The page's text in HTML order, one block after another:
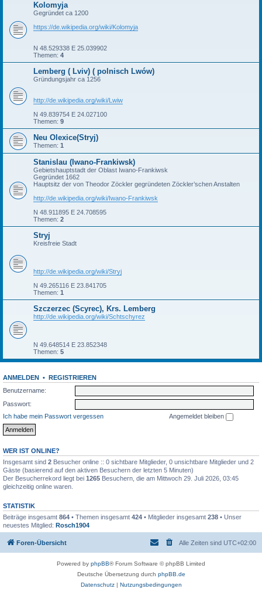
Kolomyja
Gegründet ca 1200
https://de.wikipedia.org/wiki/Kolomyja
N 48.529338 E 25.039902
Themen: 4
Lemberg ( Lviv) ( polnisch Lwów)
Gründungsjahr ca 1256
http://de.wikipedia.org/wiki/Lwiw
N 49.839754 E 24.027100
Themen: 9
Neu Olexice(Stryj)
Themen: 1
Stanislau (Iwano-Frankiwsk)
Gebietshauptstadt der Oblast Iwano-Frankiwsk
Gegründet 1662
Hauptsitz der von Theodor Zöckler gegründeten Zöckler’schen Anstalten
http://de.wikipedia.org/wiki/Iwano-Frankiwsk
N 48.911895 E 24.708595
Themen: 2
Stryj
Kreisfreie Stadt
http://de.wikipedia.org/wiki/Stryj
N 49.265116 E 23.841705
Themen: 1
Szczerzec (Scyrec), Krs. Lemberg
http://de.wikipedia.org/wiki/Schtschyrez
N 49.648514 E 23.852348
Themen: 5
ANMELDEN • REGISTRIEREN
Benutzername:
Passwort:
Ich habe mein Passwort vergessen
Angemeldet bleiben
WER IST ONLINE?
Insgesamt sind 2 Besucher online :: 0 sichtbare Mitglieder, 0 unsichtbare Mitglieder und 2
Gäste (basierend auf den aktiven Besuchern der letzten 5 Minuten)
Der Besucherrekord liegt bei 1265 Besuchern, die am Mittwoch 29. Juli 2026, 03:45
gleichzeitig online waren.
STATISTIK
Beiträge insgesamt 864 • Themen insgesamt 424 • Mitglieder insgesamt 238 • Unser
neuestes Mitglied: Rosch1904
Foren-Übersicht Alle Zeiten sind UTC+02:00
Powered by phpBB® Forum Software © phpBB Limited
Deutsche Übersetzung durch phpBB.de
Datenschutz| Nutzungsbedingungen